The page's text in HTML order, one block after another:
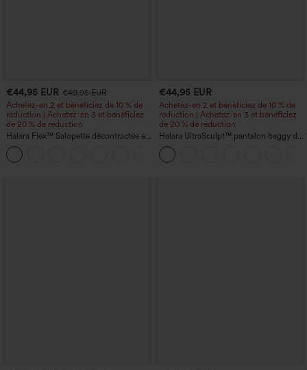
€44,95 EUR €49,95 EUR
Achetez-en 2 et bénéficiez de 10 % de
réduction | Achetez-en 3 et bénéficiez
de 20 % de réduction
Halara Flex™ Salopette décontractée en
denim lavé à encolure en V avec poche
€44,95 EUR
Achetez-en 2 et bénéficiez de 10 % de
réduction | Achetez-en 3 et bénéficiez
de 20 % de réduction
Halara UltraSculpt™ pantalon baggy de
yoga taille haute à effet gainant pour le
ventre, à rayures color block, avec
poches